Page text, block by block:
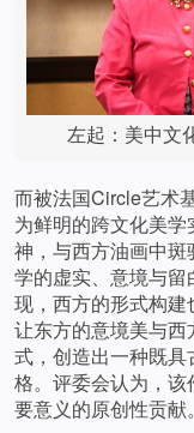
左起：美中文
而被法国Circle艺术
为鲜明的跨文化美
神，与西方油画中
学的虚实、意境与
现，西方的形式构
让东方的意境美与
式，创造出一种既
格。评委会认为，
要意义的原创性贡献。